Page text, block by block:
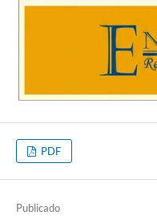
PDF
Publicado